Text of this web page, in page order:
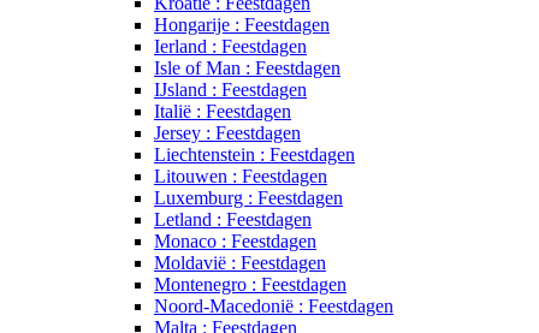
Hongarije : Feestdagen
Ierland : Feestdagen
Isle of Man : Feestdagen
IJsland : Feestdagen
Italië : Feestdagen
Jersey : Feestdagen
Liechtenstein : Feestdagen
Litouwen : Feestdagen
Luxemburg : Feestdagen
Letland : Feestdagen
Monaco : Feestdagen
Moldavië : Feestdagen
Montenegro : Feestdagen
Noord-Macedonië : Feestdagen
Malta : Feestdagen